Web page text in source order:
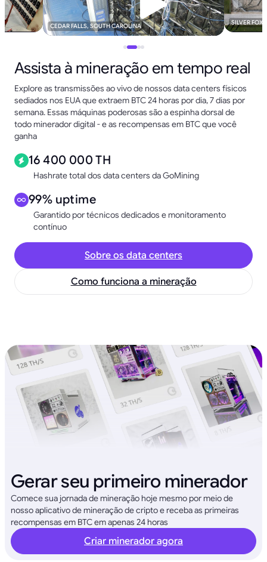
CEDAR FALLS, SOUTH CAROLINA SILVER FOX
Assista à mineração em tempo real
Explore as transmissões ao vivo de nossos data centers físicos
sediados nos EUA que extraem BTC 24 horas por dia, 7 dias por
semana. Essas máquinas poderosas são a espinha dorsal de
todo minerador digital - e as recompensas em BTC que você
ganha
16 400 000 TH
Hashrate total dos data centers da GoMining
99% uptime
Garantido por técnicos dedicados e monitoramento
contínuo
Sobre os data centers
Como funciona a mineração
Gerar seu primeiro minerador
Comece sua jornada de mineração hoje mesmo por meio de
nosso aplicativo de mineração de cripto e receba as primeiras
recompensas em BTC em apenas 24 horas
Criar minerador agora